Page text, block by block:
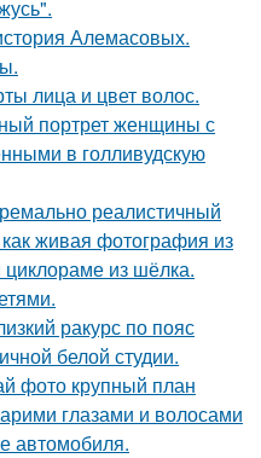
Алемасовых.
лица и цвет волос.
портрет женщины с
в голливудскую
реалистичный
живая фотография из
циклораме из шёлка.
ракурс по пояс
белой студии.
фото крупный план
глазами и волосами
автомобиля.